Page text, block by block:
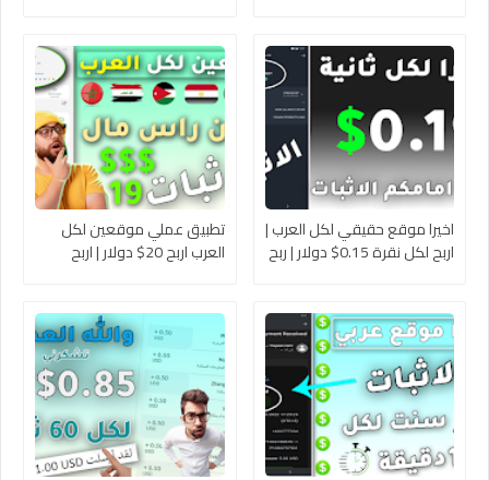
اثبات السحب
اخيرا موقع حقيقي لكل العرب |
اربح لكل نقرة 0.15$ دولار | ربح
تطبيق عملي موقعين لكل
العرب اربح 20$ دولار | اربح